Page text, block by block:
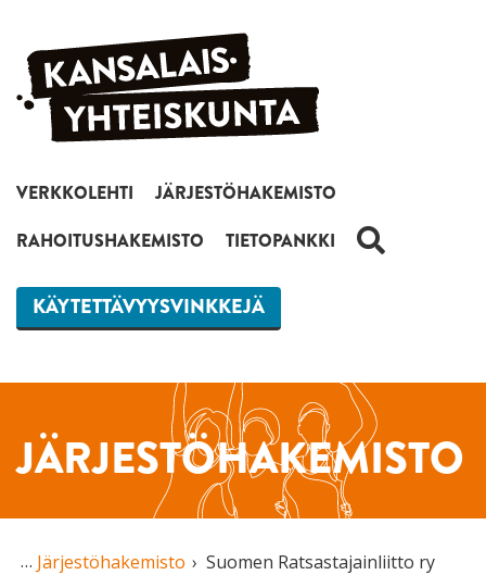
Siirry sisältöön
VERKKOLEHTI
JÄRJESTÖHAKEMISTO
RAHOITUSHAKEMISTO
TIETOPANKKI HAKU
KÄYTETTÄVYYSVINKKEJÄ
JÄRJESTÖHAKEMISTO
Järjestöhakemisto Suomen Ratsastajainliitto ry